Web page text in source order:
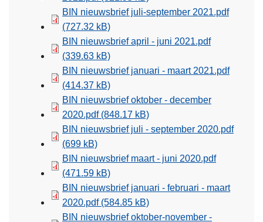
BIN nieuwsbrief juli-september 2021.pdf
(727.32 kB)
BIN nieuwsbrief april - juni 2021.pdf
(339.63 kB)
BIN nieuwsbrief januari - maart 2021.pdf
(414.37 kB)
BIN nieuwsbrief oktober - december
2020.pdf (848.17 kB)
BIN nieuwsbrief juli - september 2020.pdf
(699 kB)
BIN nieuwsbrief maart - juni 2020.pdf
(471.59 kB)
BIN nieuwsbrief januari - februari - maart
2020.pdf (584.85 kB)
BIN nieuwsbrief oktober-november -